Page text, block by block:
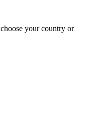
your country or